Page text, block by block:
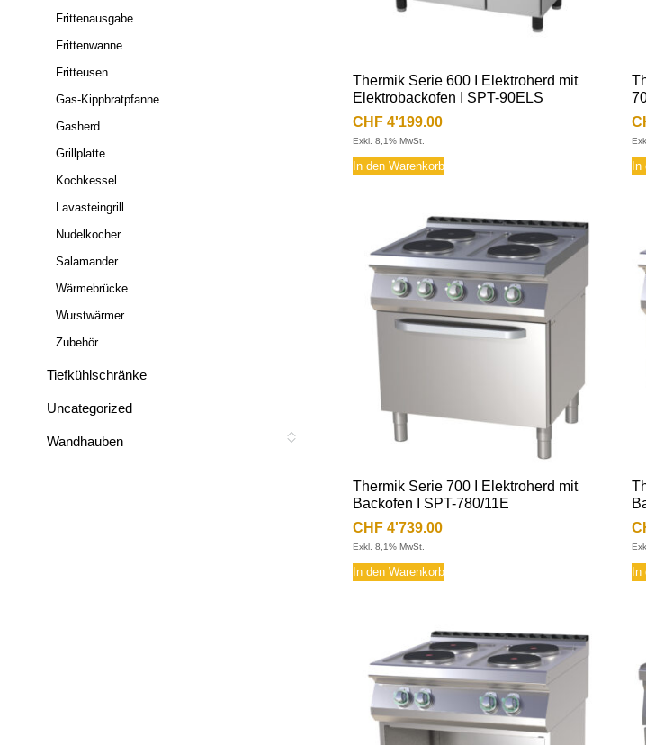
Frittenausgabe
Frittenwanne
Fritteusen
Gas-Kippbratpfanne
Gasherd
Grillplatte
Kochkessel
Lavasteingrill
Nudelkocher
Salamander
Wärmebrücke
Wurstwärmer
Zubehör
Tiefkühlschränke
Uncategorized
Wandhauben
Thermik Serie 600 I Elektroherd mit
Elektrobackofen I SPT-90ELS
CHF 4'199.00
Exkl. 8,1% MwSt.
In den Warenkorb
Thermik Serie 700 I Elektroherd mit
Backofen I SPT-780/11E
CHF 4'739.00
Exkl. 8,1% MwSt.
In den Warenkorb